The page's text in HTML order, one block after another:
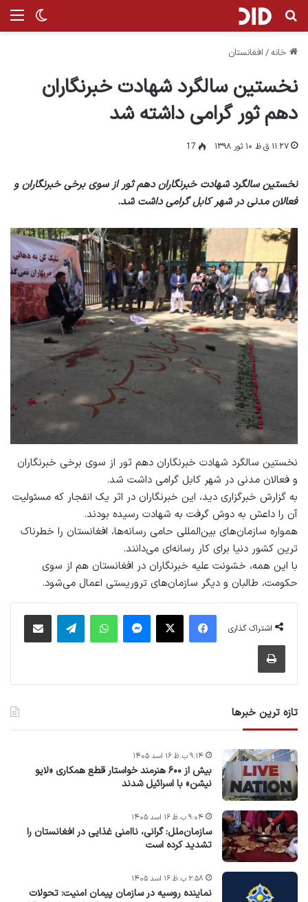
تغییر جستجو برای
خانه/ افغانستان
نخستین سالگرد شهادت خبرنگاران
دهم ثور گرامی داشته شد
۱۱:۲۷ ق.ظ ۱۰ ثور ۱۳۹۸ 17
نخستین سالگرد شهادت خبرنگاران دهم ثور از سوی برخی خبرنگاران و
فعالان مدنی در شهر کابل گرامی داشت شد.
نخستین سالگرد شهادت خبرنگاران دهم ثور از سوی برخی خبرنگاران
و فعالان مدنی در شهر کابل گرامی داشت شد.
به گزارش خبرگزاری دید، این خبرنگاران در اثر یک انفجار که مسئولیت
آن را داعش به دوش گرفت به شهادت رسیده بودند.
همواره سازمان‌های بین‌المللی حامی رسانه‌ها، افغانستان را خطرناک
ترین کشور دنیا برای کار رسانه‌ای می‌دانند.
با این همه، خشونت علیه خبرنگاران در افغانستان هم از سوی
حکومت، طالبان و دیگر سازمان‌های تروریستی اعمال می‌شود.
اشتراک گذاری
فیس بوک X پیام رسان واتس آپ تلگرام اشتراک گذاری از طریق ایمیل
چاپ
تازه ترین خبرها
بیش از ۶۰۰ هنرمند خواستار قطع همکاری «لایو
نیشن» با اسرائیل شدند
۹:۱۴ ب.ظ ۱۶ اسد ۱۴۰۵
سازمان‌ملل: گرانی، ناامنی غذایی در افغانستان را
تشدید کرده است
۹:۰۴ ب.ظ ۱۶ اسد ۱۴۰۵
نماینده روسیه در سازمان پیمان امنیت: تحولات
۲:۵۸ ب.ظ ۱۶ اسد ۱۴۰۵